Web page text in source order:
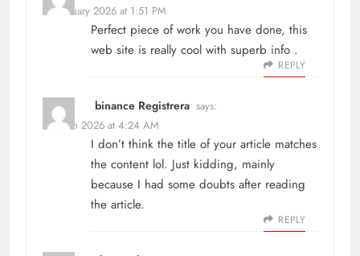
9 February 2026 at 1:51 PM
Perfect piece of work you have done, this
web site is really cool with superb info .
REPLY
binance Registrera says:
1 March 2026 at 4:24 AM
I don’t think the title of your article matches
the content lol. Just kidding, mainly
because I had some doubts after reading
the article.
REPLY